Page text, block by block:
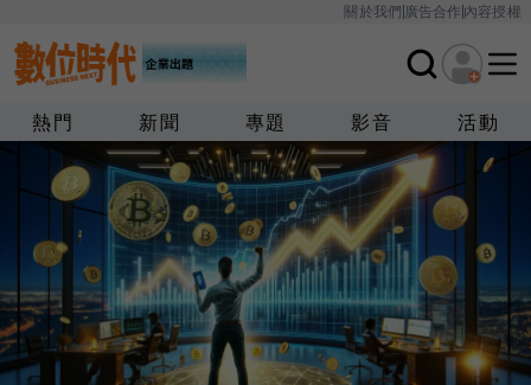
關於我們廣告合作內容授權
熱門 新聞 專題 影音 活動